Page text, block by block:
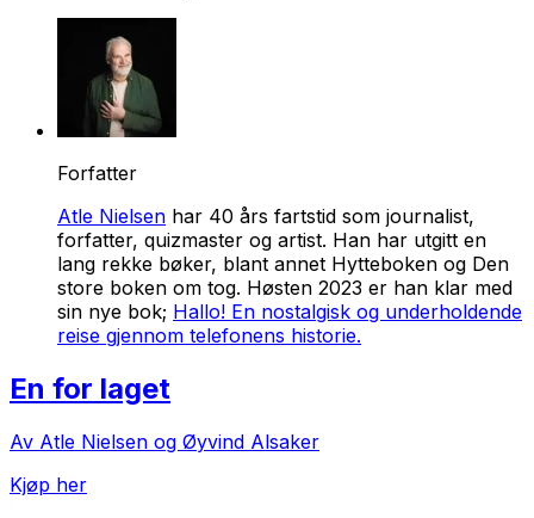
Forfatter
Atle Nielsen har 40 års fartstid som journalist,
forfatter, quizmaster og artist. Han har utgitt en
lang rekke bøker, blant annet Hytteboken og Den
store boken om tog. Høsten 2023 er han klar med
sin nye bok; Hallo! En nostalgisk og underholdende
reise gjennom telefonens historie.
En for laget
Av Atle Nielsen og Øyvind Alsaker
Kjøp her